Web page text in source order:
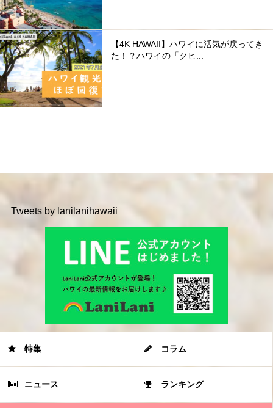
【4K HAWAII】ハワイに活気が戻ってき
た！？ハワイの「クヒ...
Tweets by lanilanihawaii
特集 コラム
ニュース ランキング